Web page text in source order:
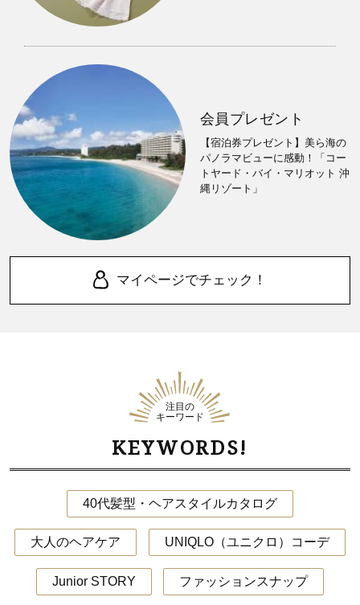
会員プレゼント
【宿泊券プレゼント】美ら海の
パノラマビューに感動！「コー
トヤード・バイ・マリオット 沖
縄リゾート」
マイページでチェック！
注目の
キーワード
KEYWORDS!
40代髪型・ヘアスタイルカタログ
大人のヘアケア UNIQLO（ユニクロ）コーデ
Junior STORY ファッションスナップ